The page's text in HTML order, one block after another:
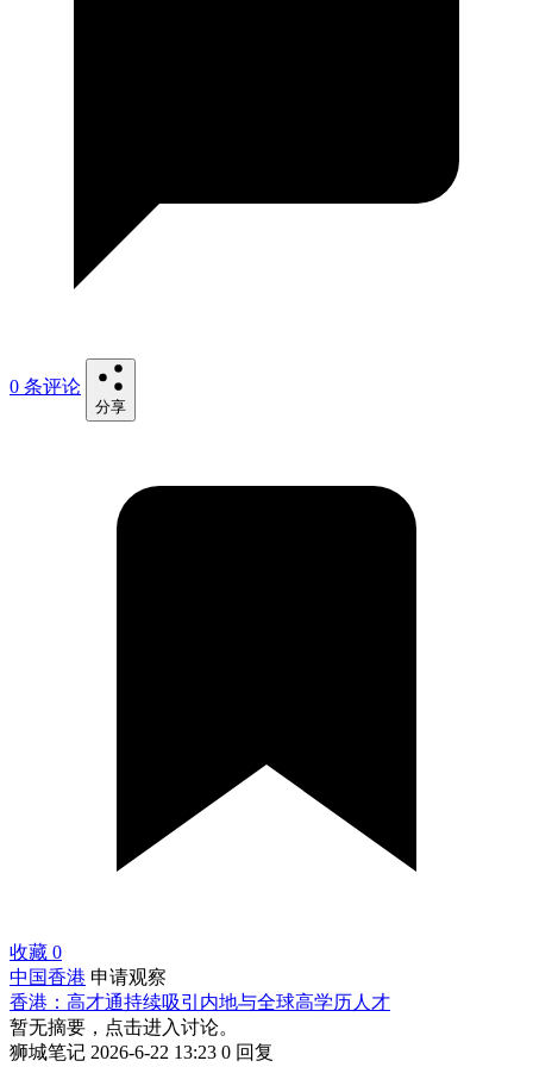
0 条评论
分享
收藏 0
中国香港 申请观察
香港：高才通持续吸引内地与全球高学历人才
暂无摘要，点击进入讨论。
狮城笔记 2026-6-22 13:23 0 回复